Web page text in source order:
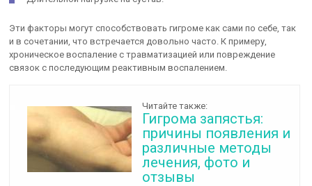
Эти факторы могут способствовать гигроме как сами по себе, так
и в сочетании, что встречается довольно часто. К примеру,
хроническое воспаление с травматизацией или повреждение
связок с последующим реактивным воспалением.
Читайте также:
Гигрома запястья:
причины появления и
различные методы
лечения, фото и
отзывы